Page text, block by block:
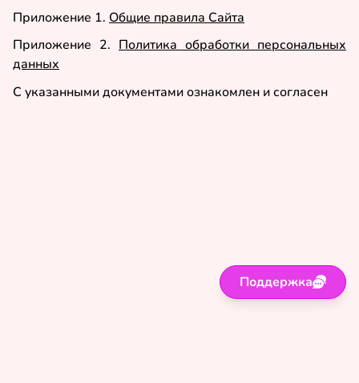
Приложение 1. Общие правила Сайта
Приложение 2. Политика обработки персональных
данных
С указанными документами ознакомлен и согласен
Поддержка